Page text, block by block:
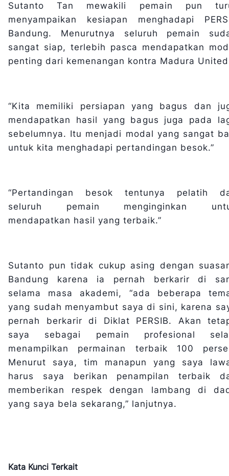
Sutanto Tan mewakili pemain pun
menyampaikan kesiapan menghadapi
Bandung. Menurutnya seluruh pemain
sangat siap, terlebih pasca mendapatkan
penting dari kemenangan kontra Madura
“Kita memiliki persiapan yang bagus dan
mendapatkan hasil yang bagus juga pada
sebelumnya. Itu menjadi modal yang sangat
untuk kita menghadapi pertandingan besok.”
“Pertandingan besok tentunya pelatih
seluruh pemain menginginkan
mendapatkan hasil yang terbaik.”
Sutanto pun tidak cukup asing dengan
Bandung karena ia pernah berkarir di
selama masa akademi, “ada beberapa
yang sudah menyambut saya di sini, karena
pernah berkarir di Diklat PERSIB. Akan
saya sebagai pemain profesional
menampilkan permainan terbaik 100
Menurut saya, tim manapun yang saya
harus saya berikan penampilan terbaik
memberikan respek dengan lambang di
yang saya bela sekarang,” lanjutnya.
Kata Kunci Terkait